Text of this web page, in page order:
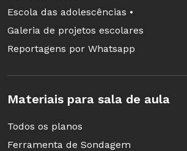
Escola das adolescências •
Galeria de projetos escolares
Reportagens por Whatsapp
Materiais para sala de aula
Todos os planos
Ferramenta de Sondagem